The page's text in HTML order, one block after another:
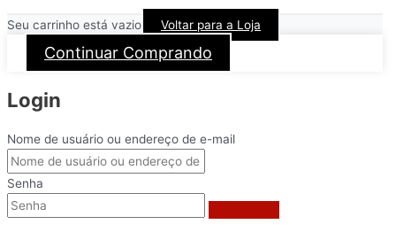
Seu carrinho está vazio Voltar para a Loja
Continuar Comprando
Login
Nome de usuário ou endereço de e-mail
Senha